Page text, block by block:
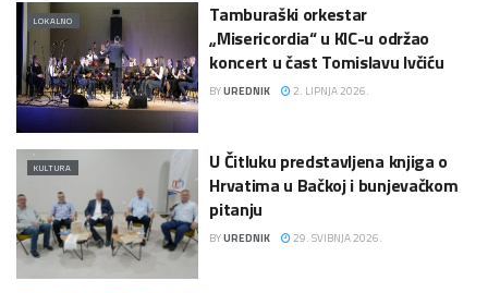
LOKALNO
Tamburaški orkestar
„Misericordia“ u KIC-u održao
koncert u čast Tomislavu Ivčiću
BYUREDNIK 2. LIPNJA 2026.
KULTURA
U Čitluku predstavljena knjiga o
Hrvatima u Bačkoj i bunjevačkom
pitanju
BYUREDNIK 29. SVIBNJA 2026.